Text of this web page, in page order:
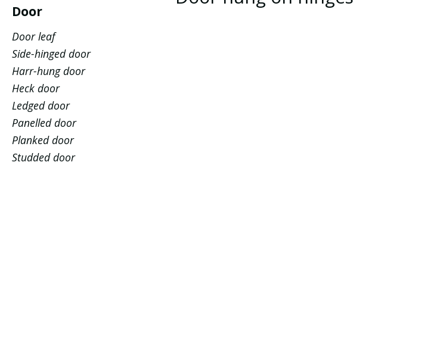
Door
Door leaf
Side-hinged door
Harr-hung door
Heck door
Ledged door
Panelled door
Planked door
Studded door